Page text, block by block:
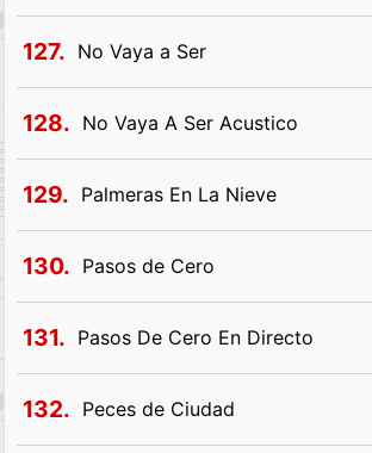
127. No Vaya a Ser
128. No Vaya A Ser Acustico
129. Palmeras En La Nieve
130. Pasos de Cero
131. Pasos De Cero En Directo
132. Peces de Ciudad